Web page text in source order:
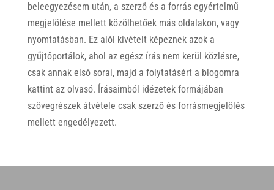
beleegyezésem után, a szerző és a forrás egyértelmű
megjelölése mellett közölhetőek más oldalakon, vagy
nyomtatásban. Ez alól kivételt képeznek azok a
gyűjtőportálok, ahol az egész írás nem kerül közlésre,
csak annak első sorai, majd a folytatásért a blogomra
kattint az olvasó. Írásaimból idézetek formájában
szövegrészek átvétele csak szerző és forrásmegjelölés
mellett engedélyezett.